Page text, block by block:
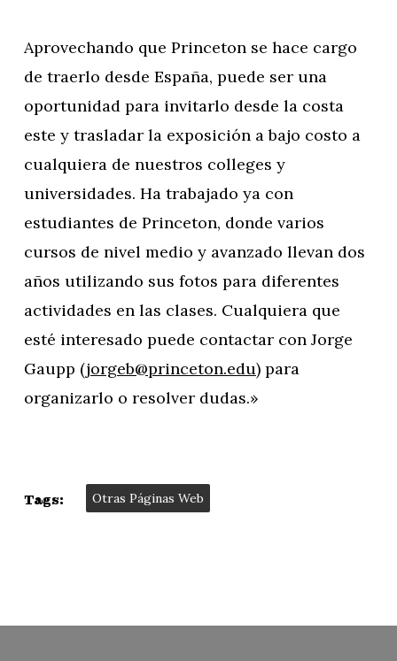
Aprovechando que Princeton se hace cargo
de traerlo desde España, puede ser una
oportunidad para invitarlo desde la costa
este y trasladar la exposición a bajo costo a
cualquiera de nuestros colleges y
universidades. Ha trabajado ya con
estudiantes de Princeton, donde varios
cursos de nivel medio y avanzado llevan dos
años utilizando sus fotos para diferentes
actividades en las clases. Cualquiera que
esté interesado puede contactar con Jorge
Gaupp (jorgeb@princeton.edu) para
organizarlo o resolver dudas.»
Tags: Otras Páginas Web